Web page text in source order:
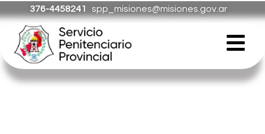
al
contenido
376-4458241 spp_misiones@misiones.gov.ar